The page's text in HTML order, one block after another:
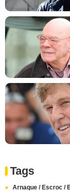
Tags
Arnaque / Escroc /